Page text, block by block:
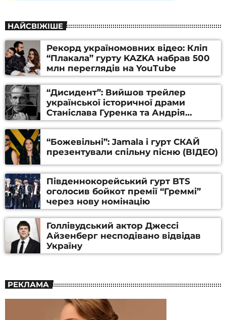
НАЙСВІЖІШЕ
Рекорд україномовних відео: Кліп
“Плакала” гурту KAZKA набрав 500
млн переглядів на YouTube
“Дисидент”: Вийшов трейлер
української історичної драми
Станіслава Гуренка та Андрія
Алфьорова (ВІДЕО)
“Божевільні”: Jamala і гурт СКАЙ
презентували спільну пісню (ВІДЕО)
Південнокорейський гурт BTS
оголосив бойкот премії “Греммі”
через нову номінацію
Голлівудський актор Джессі
Айзенберг несподівано відвідав
Україну
РЕКЛАМА